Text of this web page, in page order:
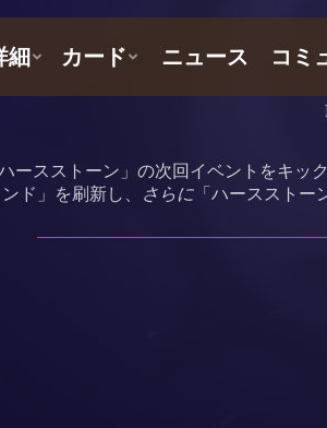
ースストーン」の次回イベントをキ
ド」を刷新し、
さらに 「ハーススト